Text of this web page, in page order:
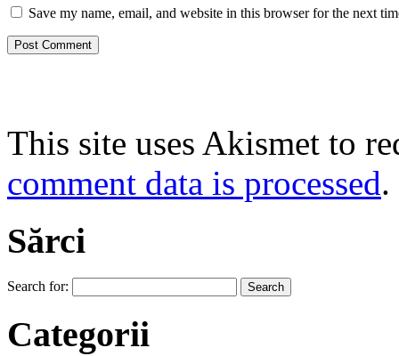
Save my name, email, and website in this browser for the next
This site uses Akismet to
comment data is processed.
Sărci
Search for:
Categorii